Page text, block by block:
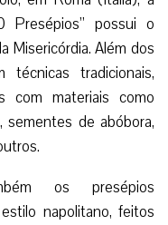
Presépios” possui o
Misericórdia. Além dos
técnicas tradicionais,
com materiais como
sementes de abóbora,
os presépios
napolitano, feitos